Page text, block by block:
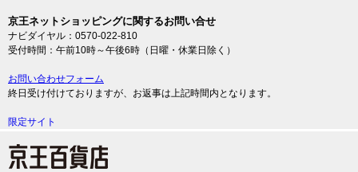
京王ネットショッピングに関するお問い合せ
ナビダイヤル：0570-022-810
受付時間：午前10時～午後6時（日曜・休業日除く）
お問い合わせフォーム
終日受け付けておりますが、お返事は上記時間内となります。
限定サイト